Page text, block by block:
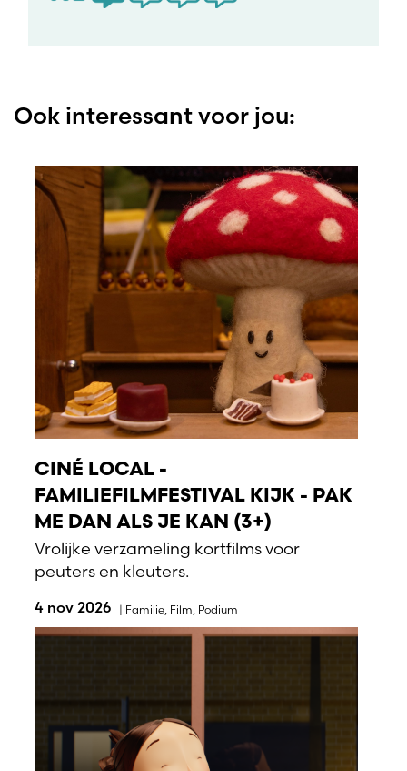
Ook interessant voor jou:
CINÉ LOCAL -
FAMILIEFILMFESTIVAL KIJK - PAK
ME DAN ALS JE KAN (3+)
Vrolijke verzameling kortfilms voor
peuters en kleuters.
4 nov 2026 | Familie Film Podium